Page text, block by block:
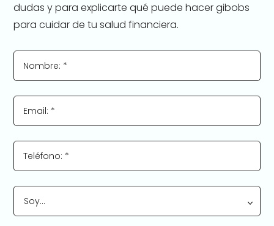
dudas y para explicarte qué puede hacer gibobs
para cuidar de tu salud financiera.
Nombre: *
Email: *
Teléfono: *
Soy…